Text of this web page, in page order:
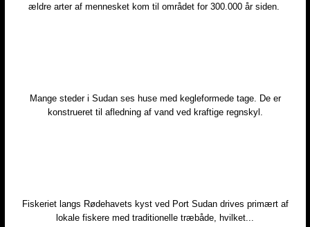
ældre arter af mennesket kom til området for 300.000 år siden. ​
Mange steder i Sudan ses huse med kegleformede tage. De er
konstrueret til afledning af vand ved kraftige regnskyl.​
Fiskeriet langs Rødehavets kyst ved Port Sudan drives primært af
lokale fiskere med traditionelle træbåde, hvilket...